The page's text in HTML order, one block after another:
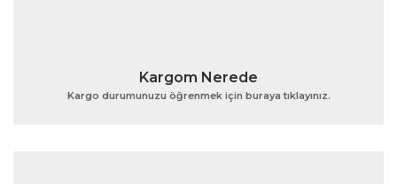
Ürün açıklamasında eksik bilgiler bulunuyor.
Kargom Nerede
Kargo durumunuzu öğrenmek için buraya tıklayınız.